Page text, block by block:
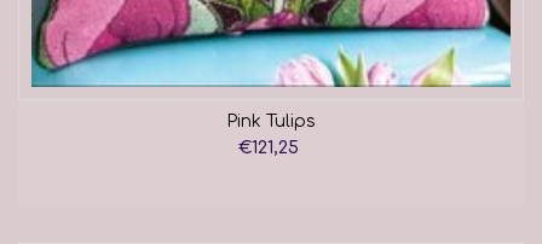
Pink Tulips
€121,25